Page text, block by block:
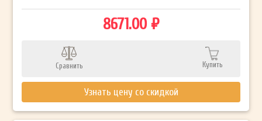
8671.00 ₽
Сравнить Купить
Узнать цену со скидкой